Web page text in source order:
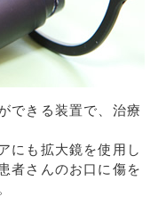
できる装置で、治療
にも拡大鏡を使用し
者さんのお口に傷を